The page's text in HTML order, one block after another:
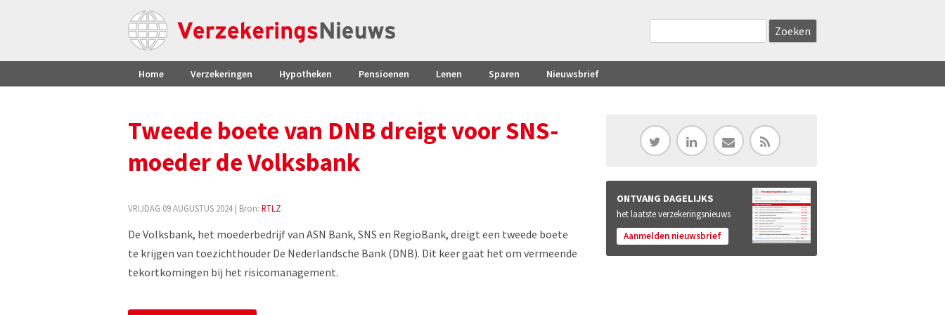
Home Verzekeringen Hypotheken Pensioenen Lenen Sparen Nieuwsbrief
Tweede boete van DNB dreigt voor SNS-
moeder de Volksbank
VRIJDAG 09 AUGUSTUS 2024 | Bron: RTLZ
De Volksbank, het moederbedrijf van ASN Bank, SNS en RegioBank, dreigt een tweede boete
te krijgen van toezichthouder De Nederlandsche Bank (DNB). Dit keer gaat het om vermeende
tekortkomingen bij het risicomanagement.
ONTVANG DAGELIJKS
het laatste verzekeringsnieuws
Aanmelden nieuwsbrief